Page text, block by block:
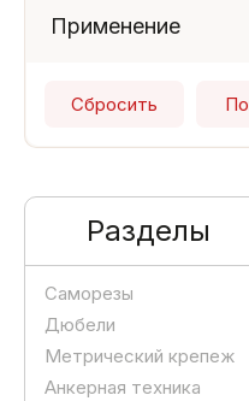
сталь
Применение
Кирпич полнотелый
Разделы
Саморезы
Дюбели
Метрический крепеж
Анкерная техника